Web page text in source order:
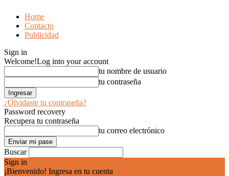
Home
Contacto
Publicidad
Sign in
Welcome!Log into your account
tu nombre de usuario
tu contraseña
¿Olvidaste tu contraseña?
Password recovery
Recupera tu contraseña
tu correo electrónico
Buscar
Sign in
¡Bienvenido! Ingresa en tu cuenta